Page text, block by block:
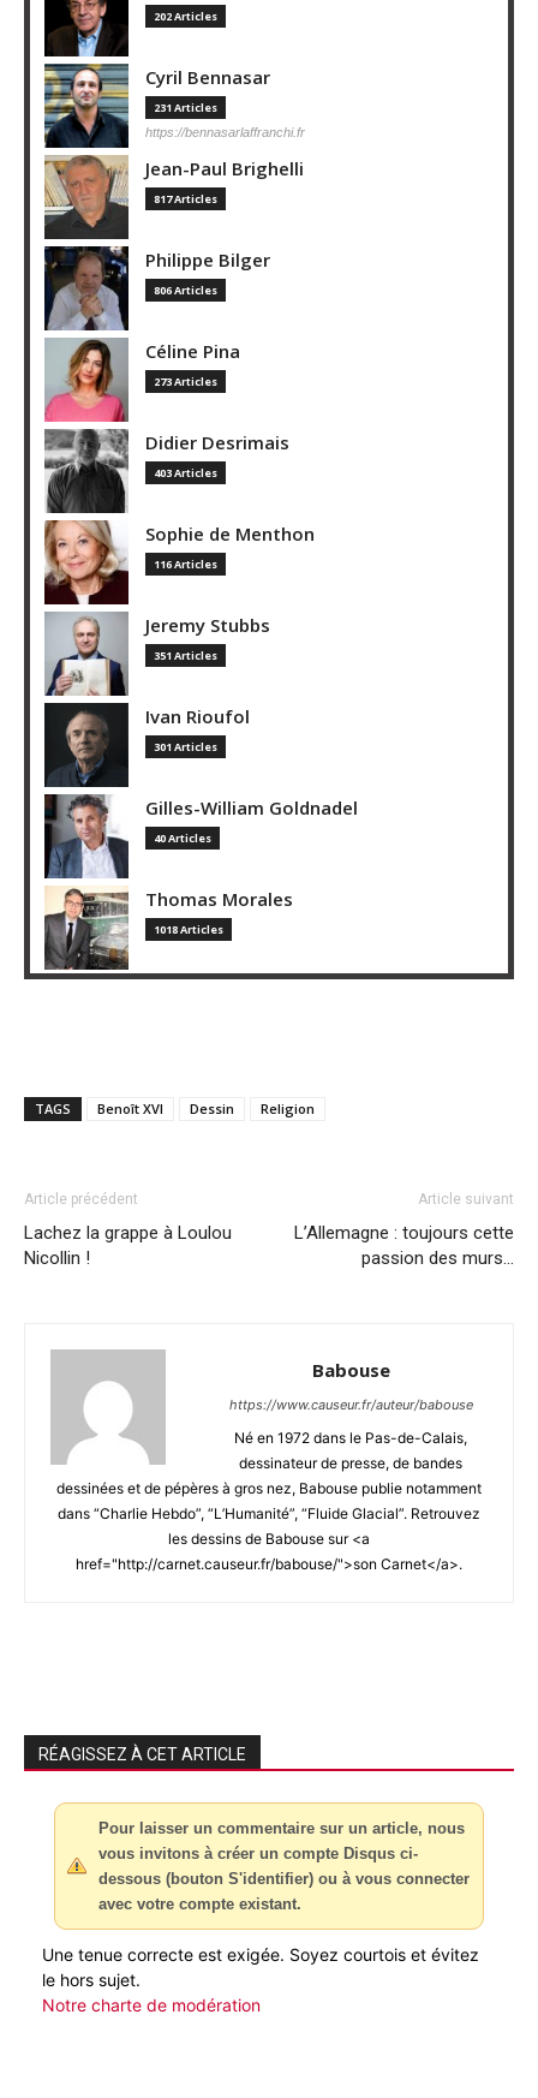
202 Articles
Cyril Bennasar
231 Articles
https://bennasarlaffranchi.fr
Jean-Paul Brighelli
817 Articles
Philippe Bilger
806 Articles
Céline Pina
273 Articles
Didier Desrimais
403 Articles
Sophie de Menthon
116 Articles
Jeremy Stubbs
351 Articles
Ivan Rioufol
301 Articles
Gilles-William Goldnadel
40 Articles
Thomas Morales
1018 Articles
TAGS Benoît XVI Dessin Religion
Article précédent
Lachez la grappe à Loulou
Nicollin !
Article suivant
L’Allemagne : toujours cette
passion des murs…
Babouse
https://www.causeur.fr/auteur/babouse
Né en 1972 dans le Pas-de-Calais,
dessinateur de presse, de bandes
dessinées et de pépères à gros nez, Babouse publie notamment
dans “Charlie Hebdo”, “L’Humanité”, “Fluide Glacial”. Retrouvez
les dessins de Babouse sur <a
href="http://carnet.causeur.fr/babouse/">son Carnet</a>.
RÉAGISSEZ À CET ARTICLE
Pour laisser un commentaire sur un article, nous
vous invitons à créer un compte Disqus ci-
dessous (bouton S'identifier) ou à vous connecter
avec votre compte existant.
Une tenue correcte est exigée. Soyez courtois et évitez
le hors sujet.
Notre charte de modération